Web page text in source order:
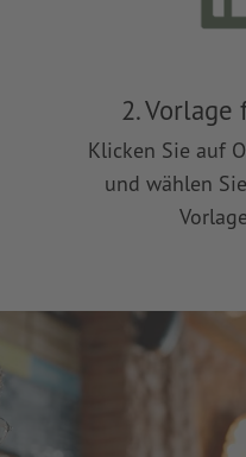
2.
Klicken Sie auf
und wählen